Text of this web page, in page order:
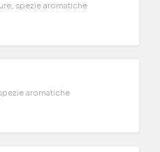
spezie aromatiche
aromatiche